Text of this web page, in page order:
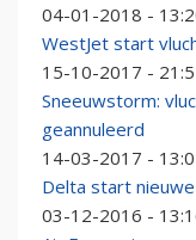
04-01-2018 -
WestJet start
15-10-2017 -
Sneeuwstorm:
geannuleerd
14-03-2017 -
Delta start
03-12-2016 -